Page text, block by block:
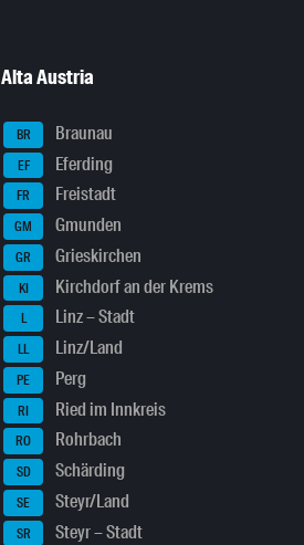
Alta Austria
BR Braunau
EF Eferding
FR Freistadt
GM Gmunden
GR Grieskirchen
KI Kirchdorf an der Krems
L Linz – Stadt
LL Linz/Land
PE Perg
RI Ried im Innkreis
RO Rohrbach
SD Schärding
SE Steyr/Land
SR Steyr – Stadt